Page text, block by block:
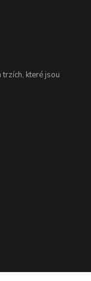
trzích, které jsou